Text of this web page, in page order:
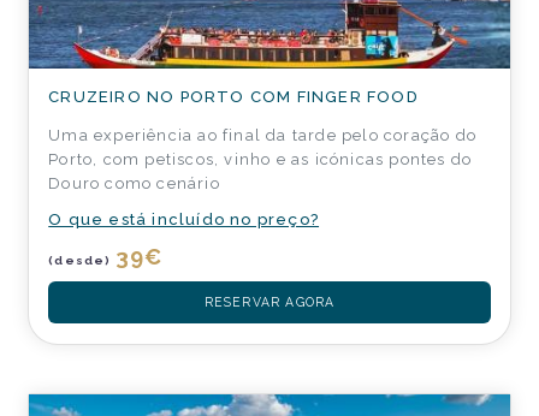
CRUZEIRO NO PORTO COM FINGER FOOD
Uma experiência ao final da tarde pelo coração do
Porto, com petiscos, vinho e as icónicas pontes do
Douro como cenário
O que está incluído no preço?
(desde) 39€
RESERVAR AGORA